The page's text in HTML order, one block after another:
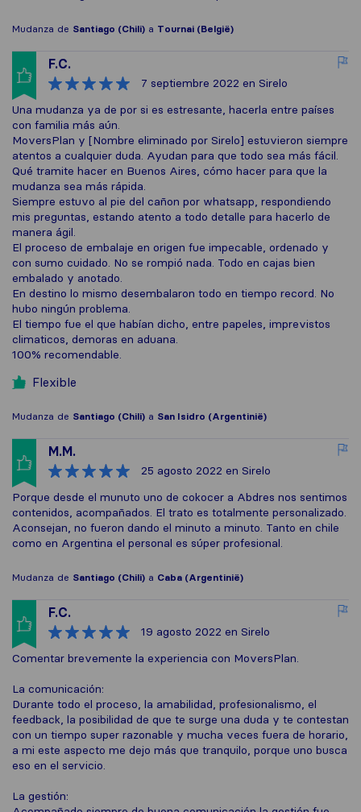
Mudanza de Santiago (Chili) a Tournai (België)
F.C.
7 septiembre 2022 en Sirelo
Una mudanza ya de por si es estresante, hacerla entre países
con familia más aún.
MoversPlan y [Nombre eliminado por Sirelo] estuvieron siempre
atentos a cualquier duda. Ayudan para que todo sea más fácil.
Qué tramite hacer en Buenos Aires, cómo hacer para que la
mudanza sea más rápida.
Siempre estuvo al pie del cañon por whatsapp, respondiendo
mis preguntas, estando atento a todo detalle para hacerlo de
manera ágil.
El proceso de embalaje en origen fue impecable, ordenado y
con sumo cuidado. No se rompió nada. Todo en cajas bien
embalado y anotado.
En destino lo mismo desembalaron todo en tiempo record. No
hubo ningún problema.
El tiempo fue el que habían dicho, entre papeles, imprevistos
climaticos, demoras en aduana.
100% recomendable.
Flexible
Mudanza de Santiago (Chili) a San Isidro (Argentinië)
M.M.
25 agosto 2022 en Sirelo
Porque desde el munuto uno de cokocer a Abdres nos sentimos
contenidos, acompañados. El trato es totalmente personalizado.
Aconsejan, no fueron dando el minuto a minuto. Tanto en chile
como en Argentina el personal es súper profesional.
Mudanza de Santiago (Chili) a Caba (Argentinië)
F.C.
19 agosto 2022 en Sirelo
Comentar brevemente la experiencia con MoversPlan.
La comunicación:
Durante todo el proceso, la amabilidad, profesionalismo, el
feedback, la posibilidad de que te surge una duda y te contestan
con un tiempo super razonable y mucha veces fuera de horario,
a mi este aspecto me dejo más que tranquilo, porque uno busca
eso en el servicio.
La gestión: